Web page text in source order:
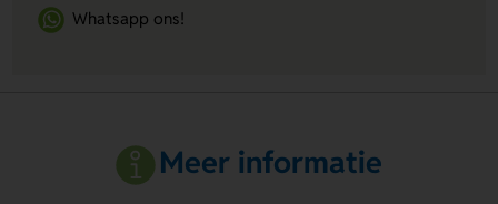
Whatsapp ons!
Meer informatie